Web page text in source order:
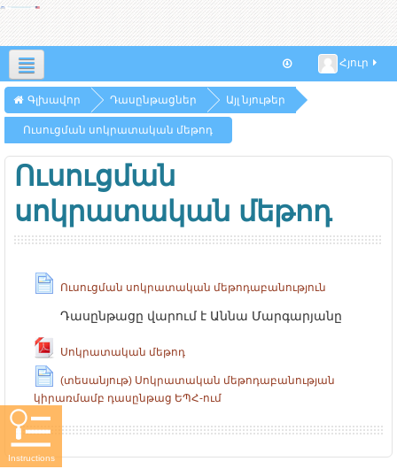
Instructions
Հյուր
Հայերեն ‎(hy)‎
Գլխավոր Դասընթացներ Այլ նյութեր
Ուսուցման սոկրատական մեթոդ
Ուսուցման
սոկրատական մեթոդ
Ուսուցման սոկրատական մեթոդաբանություն
Դասընթացը վարում է Աննա Մարգարյանը
Սոկրատական մեթոդ
(տեսանյութ) Սոկրատական մեթոդաբանության
կիրառմամբ դասընթաց ԵՊՀ-ում